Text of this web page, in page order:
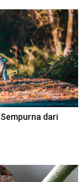
dari